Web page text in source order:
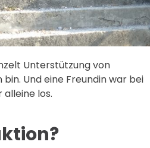
Unterstützung von
Und eine Freundin war bei
los.